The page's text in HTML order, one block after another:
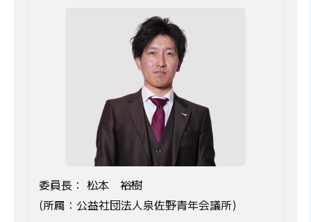
委員長： 松本 裕樹
(所属：公益社団法人泉佐野青年会議所)